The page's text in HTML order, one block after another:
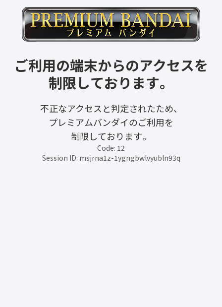
ご利用の端末からのアクセスを
制限しております。
不正なアクセスと判定されたため、
プレミアムバンダイのご利用を
制限しております。
Code: 12
Session ID: msjrna1z-1ygngbwlvyubln93q